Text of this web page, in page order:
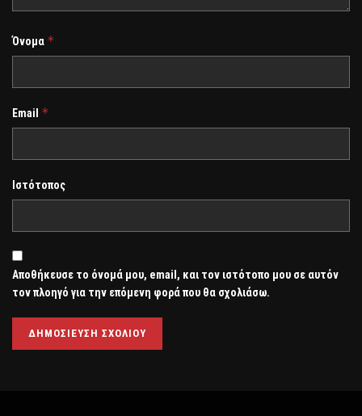
Όνομα *
Email *
Ιστότοπος
Αποθήκευσε το όνομά μου, email, και τον ιστότοπο μου σε αυτόν
τον πλοηγό για την επόμενη φορά που θα σχολιάσω.